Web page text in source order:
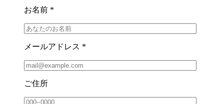
お名前 *
メールアドレス *
ご住所